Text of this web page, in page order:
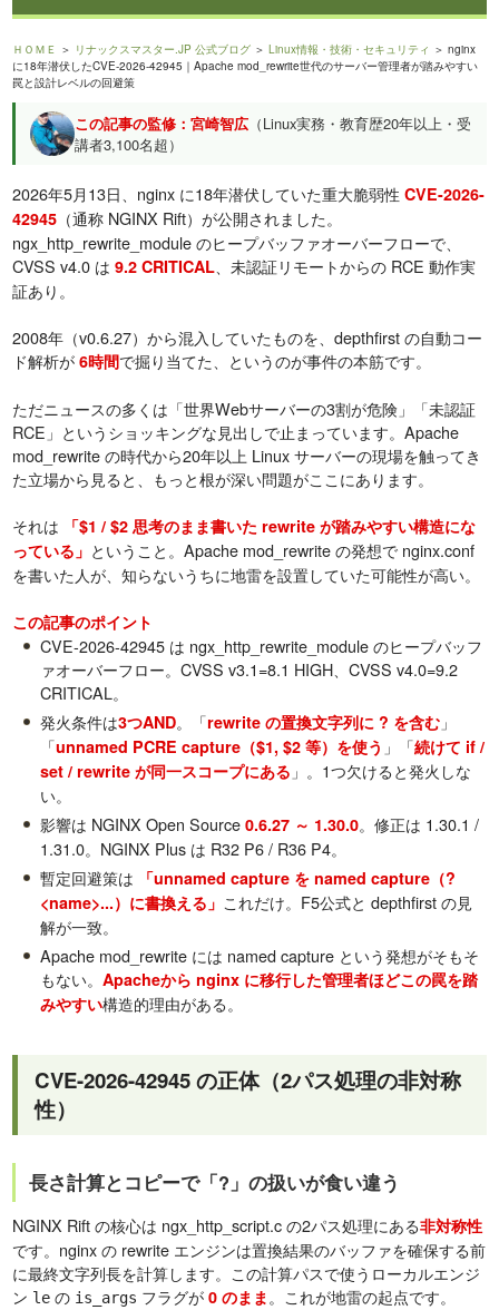
ＨＯＭＥ ＞ リナックスマスター.JP 公式ブログ ＞Linux情報・技術・セキュリティ ＞ nginx
に18年潜伏したCVE-2026-42945｜Apache mod_rewrite世代のサーバー管理者が踏みやすい
罠と設計レベルの回避策
この記事の監修：宮崎智広 （Linux実務・教育歴20年以上・受
講者3,100名超）
2026年5月13日、nginx に18年潜伏していた重大脆弱性CVE-2026-
42945 （通称 NGINX Rift）が公開されました。
ngx_http_rewrite_module のヒープバッファオーバーフローで、
CVSS v4.0 は9.2 CRITICAL、未認証リモートからの RCE 動作実
証あり。
2008年（v0.6.27）から混入していたものを、depthfirst の自動コー
ド解析が6時間で掘り当てた、というのが事件の本筋です。
ただニュースの多くは「世界Webサーバーの3割が危険」「未認証
RCE」というショッキングな見出しで止まっています。Apache
mod_rewrite の時代から20年以上 Linux サーバーの現場を触ってき
た立場から見ると、もっと根が深い問題がここにあります。
それは
「$1 / $2 思考のまま書いた rewrite が踏みやすい構造にな
っている」 ということ。Apache mod_rewrite の発想で nginx.conf
を書いた人が、知らないうちに地雷を設置していた可能性が高い。
この記事のポイント
CVE-2026-42945 は ngx_http_rewrite_module のヒープバッフ
ァオーバーフロー。CVSS v3.1=8.1 HIGH、CVSS v4.0=9.2
CRITICAL。
発火条件は3つAND。「rewrite の置換文字列に ? を含む 」
「unnamed PCRE capture（$1, $2 等）を使う 」「続けて if /
set / rewrite が同一スコープにある 」。1つ欠けると発火しな
い。
影響は NGINX Open Source0.6.27 ～ 1.30.0。修正は 1.30.1 /
1.31.0。NGINX Plus は R32 P6 / R36 P4。
暫定回避策は
「unnamed capture を named capture（?
<name>...）に書換える」 これだけ。F5公式と depthfirst の見
解が一致。
Apache mod_rewrite には named capture という発想がそもそ
もない。Apacheから nginx に移行した管理者ほどこの罠を踏
みやすい構造的理由がある。
CVE-2026-42945 の正体（2パス処理の非対称
性）
長さ計算とコピーで「?」の扱いが食い違う
NGINX Rift の核心は ngx_http_script.c の2パス処理にある非対称性
です。nginx の rewrite エンジンは置換結果のバッファを確保する前
に最終文字列長を計算します。この計算パスで使うローカルエンジ
ン le の is_args フラグが0 のまま。これが地雷の起点です。